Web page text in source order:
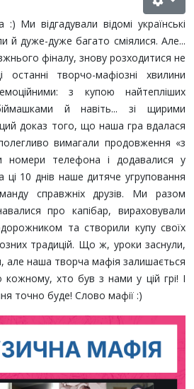
Ми відгадували відомі українські
й дуже-дуже багато сміялися. Але...
фіналу, знову розходитися не
творчо-мафіозні хвилини
з купою найтепліших
й навіть... зі щирими
доказ того, що наша гра вдалася
вимагали продовження «з
номери телефона і додавалися у
ці 10 днів наше дитяче угруповання
справжніх друзів. Ми разом
про капібар, вираховували
та створили купу своїх
традицій. Що ж, уроки заснули,
але наша творча мафія залишається
хто був з нами у цій грі! І
точно буде! Слово мафії :)